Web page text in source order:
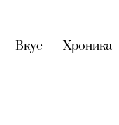
(current)
Вкус (current)
Хроника